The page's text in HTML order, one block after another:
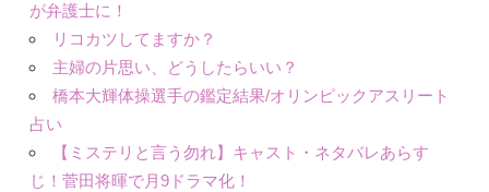
が弁護士に！
リコカツしてますか？
主婦の片思い、どうしたらいい？
橋本大輝体操選手の鑑定結果/オリンピックアスリート
占い
【ミステリと言う勿れ】キャスト・ネタバレあらす
じ！菅田将暉で月9ドラマ化！